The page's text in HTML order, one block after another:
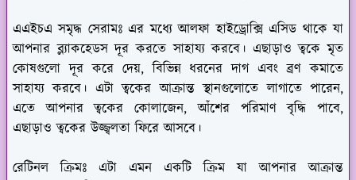
এএইচএ সমৃদ্ধ সেরামঃএর মধ্যে আলফা হাইড্রোক্সি এসিড থাকে যা
আপনার ব্ল্যাকহেডস দূর করতে সাহায্য করবে। এছাড়াও ত্বকে মৃত
কোষগুলো দূর করে দেয়, বিভিন্ন ধরনের দাগ এবং ব্রণ কমাতে
সাহায্য করবে। এটা ত্বকের আক্রান্ত স্থানগুলোতে লাগাতে পারেন,
এতে আপনার ত্বকের কোলাজেন, আঁশের পরিমাণ বৃদ্ধি পাবে,
এছাড়াও ত্বকের উজ্জ্বলতা ফিরে আসবে।
রেটিনল ক্রিমঃ এটা এমন একটি ক্রিম যা আপনার আক্রান্ত